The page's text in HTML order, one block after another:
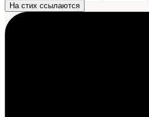
На стих ссылаются